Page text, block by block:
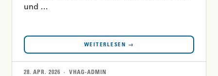
und …
WEITERLESEN →
28. APR. 2026 · VHAG-ADMIN